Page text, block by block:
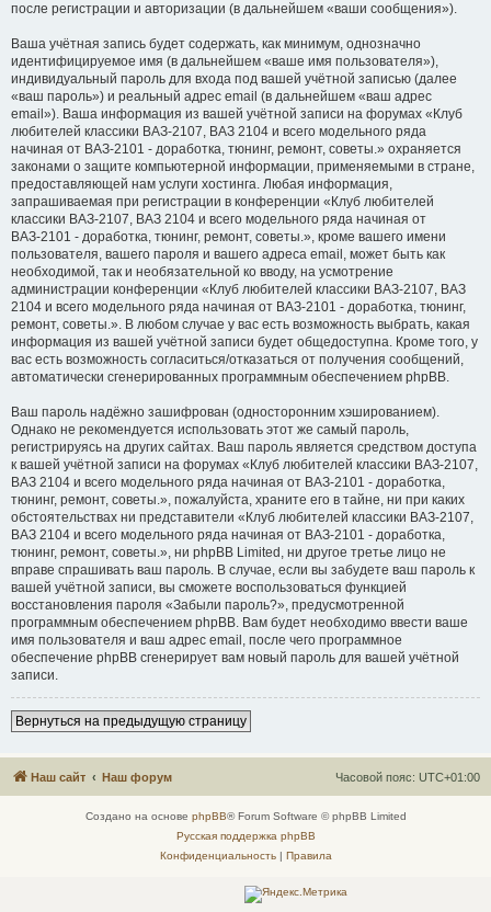
после регистрации и авторизации (в дальнейшем «ваши сообщения»).
Ваша учётная запись будет содержать, как минимум, однозначно
идентифицируемое имя (в дальнейшем «ваше имя пользователя»),
индивидуальный пароль для входа под вашей учётной записью (далее
«ваш пароль») и реальный адрес email (в дальнейшем «ваш адрес
email»). Ваша информация из вашей учётной записи на форумах «Клуб
любителей классики ВАЗ-2107, ВАЗ 2104 и всего модельного ряда
начиная от ВАЗ-2101 - доработка, тюнинг, ремонт, советы.» охраняется
законами о защите компьютерной информации, применяемыми в стране,
предоставляющей нам услуги хостинга. Любая информация,
запрашиваемая при регистрации в конференции «Клуб любителей
классики ВАЗ-2107, ВАЗ 2104 и всего модельного ряда начиная от
ВАЗ-2101 - доработка, тюнинг, ремонт, советы.», кроме вашего имени
пользователя, вашего пароля и вашего адреса email, может быть как
необходимой, так и необязательной ко вводу, на усмотрение
администрации конференции «Клуб любителей классики ВАЗ-2107, ВАЗ
2104 и всего модельного ряда начиная от ВАЗ-2101 - доработка, тюнинг,
ремонт, советы.». В любом случае у вас есть возможность выбрать, какая
информация из вашей учётной записи будет общедоступна. Кроме того, у
вас есть возможность согласиться/отказаться от получения сообщений,
автоматически сгенерированных программным обеспечением phpBB.
Ваш пароль надёжно зашифрован (односторонним хэшированием).
Однако не рекомендуется использовать этот же самый пароль,
регистрируясь на других сайтах. Ваш пароль является средством доступа
к вашей учётной записи на форумах «Клуб любителей классики ВАЗ-2107,
ВАЗ 2104 и всего модельного ряда начиная от ВАЗ-2101 - доработка,
тюнинг, ремонт, советы.», пожалуйста, храните его в тайне, ни при каких
обстоятельствах ни представители «Клуб любителей классики ВАЗ-2107,
ВАЗ 2104 и всего модельного ряда начиная от ВАЗ-2101 - доработка,
тюнинг, ремонт, советы.», ни phpBB Limited, ни другое третье лицо не
вправе спрашивать ваш пароль. В случае, если вы забудете ваш пароль к
вашей учётной записи, вы сможете воспользоваться функцией
восстановления пароля «Забыли пароль?», предусмотренной
программным обеспечением phpBB. Вам будет необходимо ввести ваше
имя пользователя и ваш адрес email, после чего программное
обеспечение phpBB сгенерирует вам новый пароль для вашей учётной
записи.
Вернуться на предыдущую страницу
Наш сайт Наш форум Часовой пояс: UTC+01:00
Создано на основе phpBB® Forum Software © phpBB Limited
Русская поддержка phpBB
Конфиденциальность| Правила